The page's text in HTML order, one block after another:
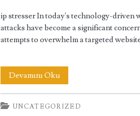
ip stresser In today's technology-
attacks have become a significant
attempts to overwhelm a targeted
Devamını OkuReal-
world
Examples
UNCATEGORIZED